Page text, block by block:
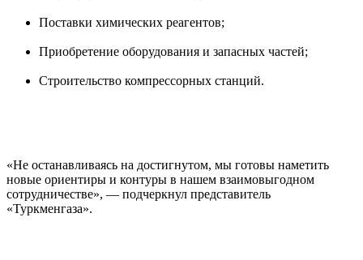
Поставки химических реагентов;
Приобретение оборудования и запасных частей;
Строительство компрессорных станций.
«Не останавливаясь на достигнутом, мы готовы наметить
новые ориентиры и контуры в нашем взаимовыгодном
сотрудничестве», — подчеркнул представитель
«Туркменгаза».